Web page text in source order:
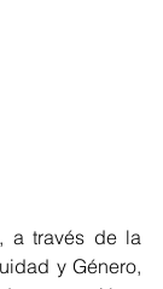
a través de la
y Género,